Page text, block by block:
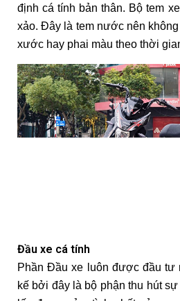
định cá tính bản thân. Bộ tem
xảo. Đây là tem nước nên
xước hay phai màu theo thời
Đầu xe cá tính
Phần Đầu xe luôn được đầu tư
kế bởi đây là bộ phận thu hút